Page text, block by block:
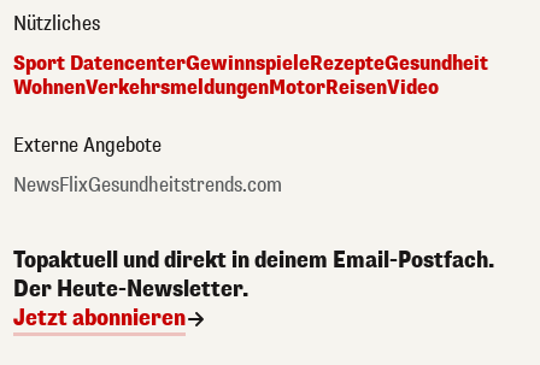
Nützliches
Sport DatencenterGewinnspieleRezepteGesundheit
WohnenVerkehrsmeldungenMotorReisenVideo
Externe Angebote
NewsFlixGesundheitstrends.com
Topaktuell und direkt in deinem Email-Postfach.
Der Heute-Newsletter.
Jetzt abonnieren